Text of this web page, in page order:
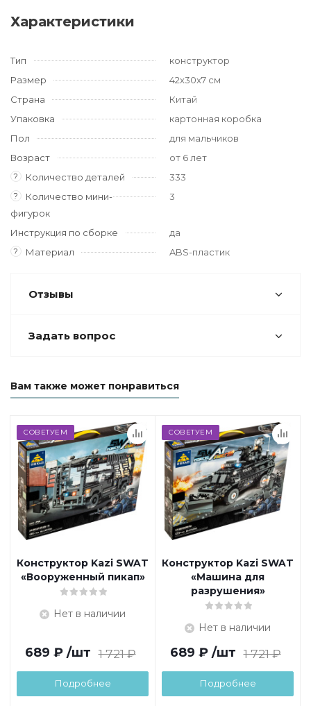
Характеристики
Тип
конструктор
Размер
42x30x7 см
Страна
Китай
Упаковка
картонная коробка
Пол
для мальчиков
Возраст
от 6 лет
? Количество деталей 333
?
Количество мини-
фигурок
3
Инструкция по сборке да
? Материал ABS-пластик
Отзывы
Задать вопрос
Вам также может понравиться
СОВЕТУЕМ
Конструктор Kazi SWAT
«Вооруженный пикап»
Нет в наличии
689 ₽ /шт 1 721₽
Подробнее
СОВЕТУЕМ
Конструктор Kazi SWAT
«Машина для
разрушения»
Нет в наличии
689 ₽ /шт 1 721₽
Подробнее